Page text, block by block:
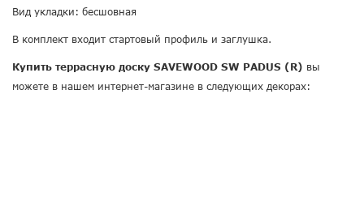
Вид укладки: бесшовная
В комплект входит стартовый профиль и заглушка.
Купить террасную доску SAVEWOOD SW PADUS (R) вы
можете в нашем интернет-магазине в следующих декорах: